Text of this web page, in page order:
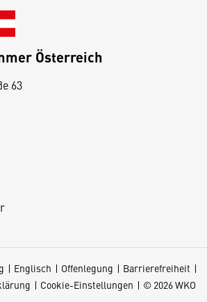
Österreich
63
Englisch Offenlegung
Barrierefreiheit
Cookie-Einstellungen © 2026 WKO